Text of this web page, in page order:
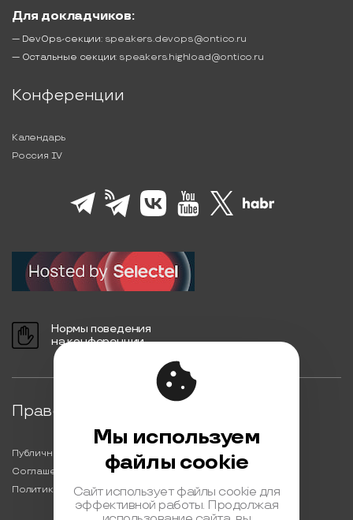
Для докладчиков:
— DevOps-секции: speakers.devops@ontico.ru
— Остальные секции: speakers.highload@ontico.ru
Конференции
Календарь
Россия IV
Нормы поведения
на конференции
Правовая информация
Публичная оферта
Соглашение на обработку персональных данных
Политика обработки персональных данных
Мы используем
файлы cookie
Сайт использует файлы cookie для
эффективной работы. Продолжая